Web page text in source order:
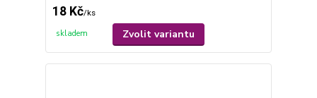
18 Kč/ks
skladem Zvolit variantu